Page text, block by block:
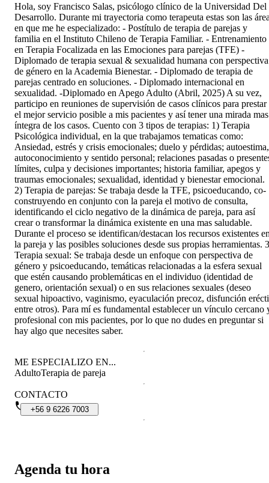
Agenda tu hora
Hola, soy Francisco Salas, psicólogo clínico de la Universidad Del
Desarrollo. Durante mi trayectoria como terapeuta estas son las
en que me he especializado: - Postítulo de terapia de parejas y
familia en el Instituto Chileno de Terapia Familiar. - Entrenamiento
en Terapia Focalizada en las Emociones para parejas (TFE) -
Diplomado de terapia sexual & sexualidad humana con perspectiva
de género en la Academia Bienestar. - Diplomado de terapia de
parejas centrado en soluciones. - Diplomado internacional en
sexualidad. -Diplomado en Apego Adulto (Abril, 2025) A su vez,
participo en reuniones de supervisión de casos clínicos para prestar
el mejor servicio posible a mis pacientes y así tener una mirada mas
íntegra de los casos. Cuento con 3 tipos de terapias: 1) Terapia
Psicológica individual, en la que trabajamos tematicas como:
Ansiedad, estrés y crisis emocionales; duelo y pérdidas; autoestima,
autoconocimiento y sentido personal; relaciones pasadas o
límites, culpa y decisiones importantes; historia familiar, apegos y
traumas emocionales; sexualidad, identidad y bienestar emocional.
2) Terapia de parejas: Se trabaja desde la TFE, psicoeducando, co-
construyendo en conjunto con la pareja el motivo de consulta,
identificando el ciclo negativo de la dinámica de pareja, para así
crear o transformar la dinámica existente en una mas saludable.
Durante el proceso se identifican/destacan los recursos existentes
la pareja y las posibles soluciones desde sus propias herramientas.
Terapia sexual: Se trabaja desde un enfoque con perspectiva de
género y psicoeducando, temáticas relacionadas a la esfera sexual
que estén causando problemáticas en el individuo (identidad de
genero, orientación sexual) o en sus relaciones sexuales (deseo
sexual hipoactivo, vaginismo, eyaculación precoz, disfunción
entre otros). Para mí es fundamental establecer un vínculo cercano
profesional con mis pacientes, por lo que no dudes en preguntar si
hay algo que necesites saber.
ME ESPECIALIZO EN...
AdultoTerapia de pareja
CONTACTO
+56 9 6226 7003